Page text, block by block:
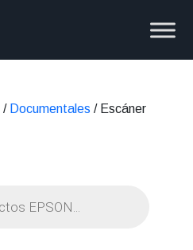
/ Documentales / Escáner